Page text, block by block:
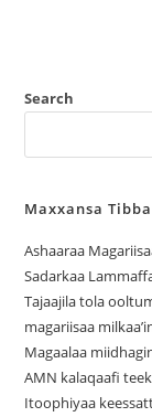
Search
Maxxansa
Ashaaraa
Sadarkaa
Tajaajila tola
magariisaa
Magaalaa
‎AMN kalaqaafi
Itoophiyaa